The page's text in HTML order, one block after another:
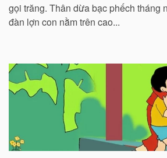
gọi trăng. Thân dừa bạc phếch tháng
đàn lợn con nằm trên cao...